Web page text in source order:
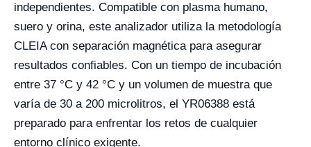
independientes. Compatible con plasma humano,
suero y orina, este analizador utiliza la metodología
CLEIA con separación magnética para asegurar
resultados confiables. Con un tiempo de incubación
entre 37 °C y 42 °C y un volumen de muestra que
varía de 30 a 200 microlitros, el YR06388 está
preparado para enfrentar los retos de cualquier
entorno clínico exigente.